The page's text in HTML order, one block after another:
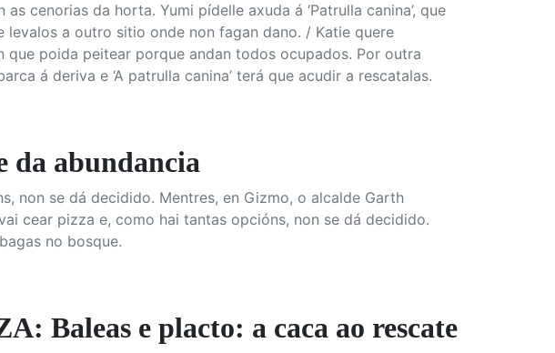
cenorias da horta. Yumi pídelle axuda á ‘Patrulla canina’, que
a outro sitio onde non fagan dano. / Katie quere
poida peitear porque andan todos ocupados. Por outra
á deriva e ‘A patrulla canina’ terá que acudir a rescatalas.
da abundancia
non se dá decidido. Mentres, en Gizmo, o alcalde Garth
cear pizza e, como hai tantas opcións, non se dá decidido.
no bosque.
Baleas e placto: a caca ao rescate